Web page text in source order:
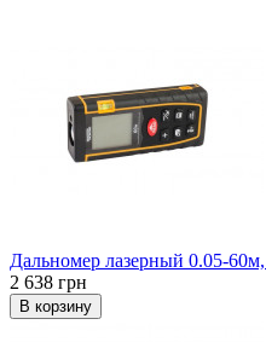
Дальномер лазерный 0.05-
2 638 грн
В корзину